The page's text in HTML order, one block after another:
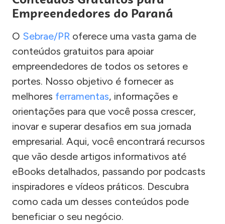
Empreendedores do Paraná
O Sebrae/PR oferece uma vasta gama de
conteúdos gratuitos para apoiar
empreendedores de todos os setores e
portes. Nosso objetivo é fornecer as
melhores ferramentas, informações e
orientações para que você possa crescer,
inovar e superar desafios em sua jornada
empresarial. Aqui, você encontrará recursos
que vão desde artigos informativos até
eBooks detalhados, passando por podcasts
inspiradores e vídeos práticos. Descubra
como cada um desses conteúdos pode
beneficiar o seu negócio.